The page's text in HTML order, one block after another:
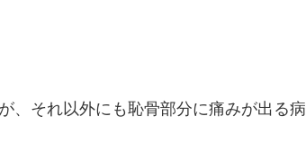
、それ以外にも恥骨部分に痛みが出る病